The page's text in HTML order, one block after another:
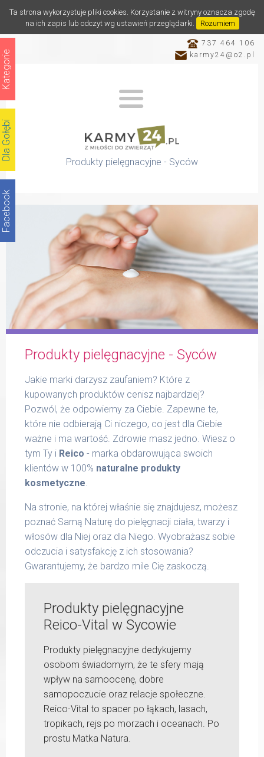
Ta strona wykorzystuje pliki cookies. Korzystanie z witryny oznacza zgodę
na ich zapis lub odczyt wg ustawień przeglądarki.
Rozumiem
737 464 106
karmy24@o2.pl
Produkty pielęgnacyjne - Syców
Katalog
Formularz
Kontakt
Produkty pielęgnacyjne - Syców
Jakie marki darzysz zaufaniem? Które z
kupowanych produktów cenisz najbardziej?
Pozwól, że odpowiemy za Ciebie. Zapewne te,
które nie odbierają Ci niczego, co jest dla Ciebie
ważne i ma wartość. Zdrowie masz jedno. Wiesz o
tym Ty i Reico - marka obdarowująca swoich
klientów w 100% naturalne produkty
kosmetyczne.
Na stronie, na której właśnie się znajdujesz, możesz
poznać Samą Naturę do pielęgnacji ciała, twarzy i
włosów dla Niej oraz dla Niego. Wyobrażasz sobie
odczucia i satysfakcję z ich stosowania?
Gwarantujemy, że bardzo mile Cię zaskoczą.
Produkty pielęgnacyjne
Reico-Vital w Sycowie
Produkty pielęgnacyjne dedykujemy
osobom świadomym, że te sfery mają
wpływ na samoocenę, dobre
samopoczucie oraz relacje społeczne.
Reico-Vital to spacer po łąkach, lasach,
tropikach, rejs po morzach i oceanach. Po
prostu Matka Natura.
Facebook
Dla Gołębi
Kategorie